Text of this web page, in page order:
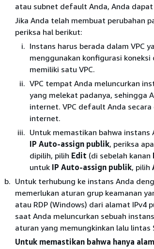
atau subnet default Anda, Anda
Jika Anda telah membuat perubahan
periksa hal berikut:
Instans harus berada dalam VPC
menggunakan konfigurasi
memiliki satu VPC.
VPC tempat Anda meluncurkan
yang melekat padanya, sehingga
internet. VPC default Anda
internet.
Untuk memastikan bahwa instans
IP Auto-assign publik, periksa
dipilih, pilih Edit (di sebelah kanan
untuk IP Auto-assign publik, pilih
Untuk terhubung ke instans Anda
memerlukan aturan grup keamanan
atau RDP (Windows) dari alamat IPv4
saat Anda meluncurkan sebuah
aturan yang memungkinkan lalu lintas
Untuk memastikan bahwa hanya